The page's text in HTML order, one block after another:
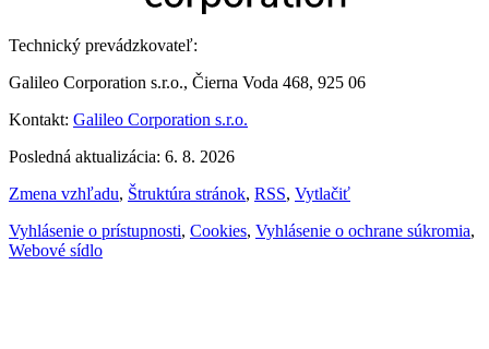
Technický prevádzkovateľ:
Galileo Corporation s.r.o., Čierna Voda 468, 925 06
Kontakt: Galileo Corporation s.r.o.
Posledná aktualizácia: 6. 8. 2026
Zmena vzhľadu, Štruktúra stránok, RSS, Vytlačiť
Vyhlásenie o prístupnosti, Cookies, Vyhlásenie o ochrane súkromia,
Webové sídlo